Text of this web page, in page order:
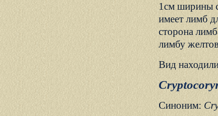
1см ширины
имеет лимб
сторона
лимбу
Вид
Синоним: